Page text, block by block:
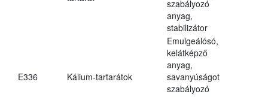
szabályozó
anyag,
stabilizátor
E336 Kálium-tartarátok
Emulgeálósó,
kelátképző
anyag,
savanyúságot
szabályozó